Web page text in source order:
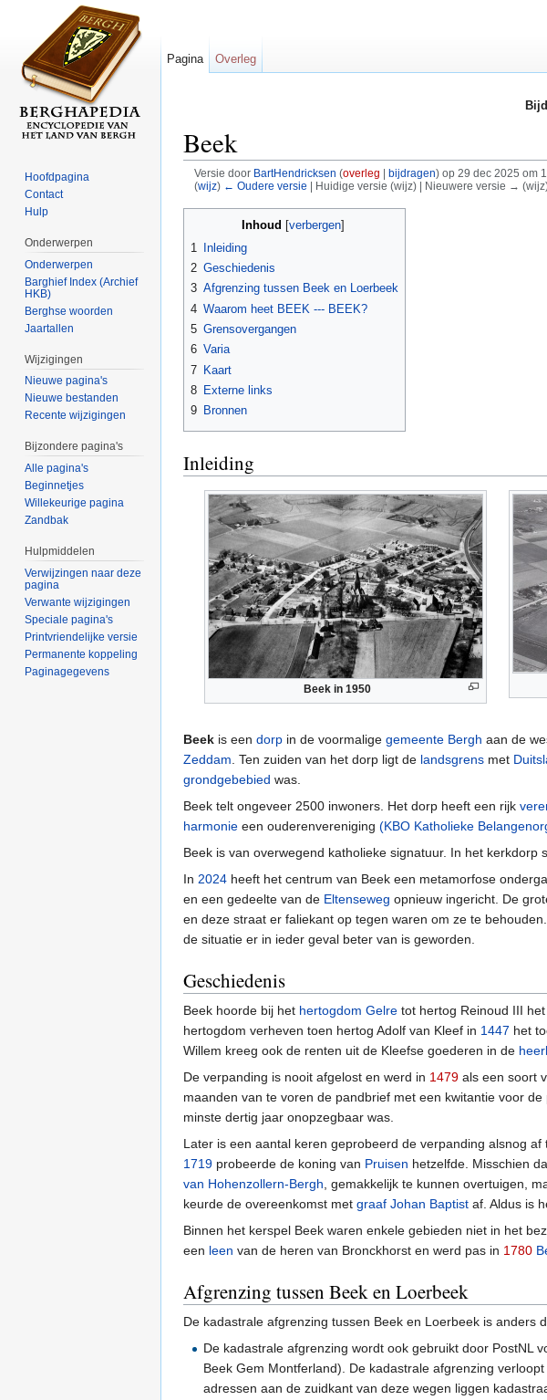
Beek
Versie door BartHendricksen (overleg bijdragen)op 29 dec 2025 om
(wijz) ← Oudere versie | Huidige versie (wijz) | Nieuwere versie →
Inhoud [verbergen]
1
Inleiding
2 Geschiedenis
3 Afgrenzing tussen Beek en Loerbeek
4 Waarom heet BEEK --- BEEK?
5 Grensovergangen
6 Varia
7 Kaart
8 Externe links
9 Bronnen
Inleiding
Beek in 1950
Beek is een dorp in de voormalige gemeente Bergh aan de
Zeddam . Ten zuiden van het dorp ligt de landsgrens met
grondgebebied was.
Beek telt ongeveer 2500 inwoners. Het dorp heeft een rijk
harmonie een ouderenvereniging (KBO Katholieke
Beek is van overwegend katholieke signatuur. In het kerkdorp
In 2024 heeft het centrum van Beek een metamorfose
en een gedeelte van de Eltenseweg opnieuw ingericht. De
en deze straat er faliekant op tegen waren om ze te
de situatie er in ieder geval beter van is geworden.
Geschiedenis
Beek hoorde bij het hertogdom Gelre tot hertog Reinoud III het
hertogdom verheven toen hertog Adolf van Kleef in 1447 het
Willem kreeg ook de renten uit de Kleefse goederen in de
De verpanding is nooit afgelost en werd in 1479 als een soort
maanden van te voren de pandbrief met een kwitantie voor
minste dertig jaar onopzegbaar was.
Later is een aantal keren geprobeerd de verpanding alsnog af
1719 probeerde de koning van Pruisen hetzelfde. Misschien
van Hohenzollern-Bergh , gemakkelijk te kunnen overtuigen,
keurde de overeenkomst met graaf Johan Baptist af. Aldus is
Binnen het kerspel Beek waren enkele gebieden niet in het
een leen van de heren van Bronckhorst en werd pas in 1780
Afgrenzing tussen Beek en Loerbeek
De kadastrale afgrenzing tussen Beek en Loerbeek is anders
De kadastrale afgrenzing wordt ook gebruikt door PostNL
Beek Gem Montferland). De kadastrale afgrenzing
adressen aan de zuidkant van deze wegen liggen
Pagina Overleg
Hoofdpagina
Contact
Hulp
Onderwerpen
Onderwerpen
Barghief Index (Archief
HKB)
Berghse woorden
Jaartallen
Wijzigingen
Nieuwe pagina's
Nieuwe bestanden
Recente wijzigingen
Bijzondere pagina's
Alle pagina's
Beginnetjes
Willekeurige pagina
Zandbak
Hulpmiddelen
Verwijzingen naar deze
pagina
Verwante wijzigingen
Speciale pagina's
Printvriendelijke versie
Permanente koppeling
Paginagegevens